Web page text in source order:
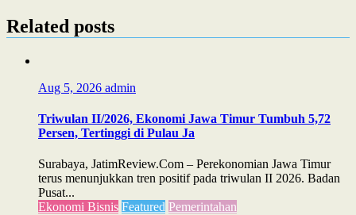
Related posts
Aug 5, 2026 admin
Triwulan II/2026, Ekonomi Jawa Timur Tumbuh 5,72
Persen, Tertinggi di Pulau Ja
Surabaya, JatimReview.Com – Perekonomian Jawa Timur
terus menunjukkan tren positif pada triwulan II 2026. Badan
Pusat...
Ekonomi Bisnis Featured Pemerintahan